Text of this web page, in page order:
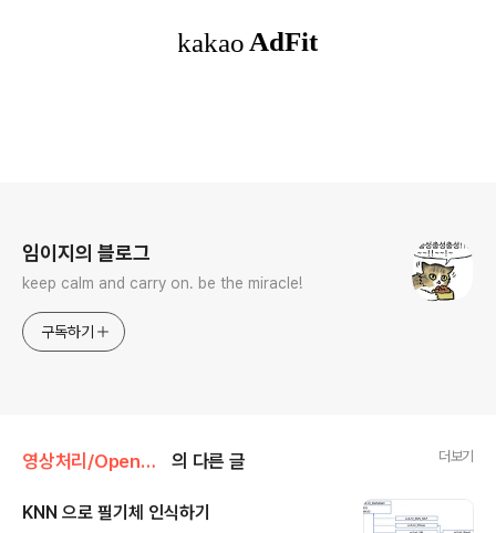
임이지의 블로그
keep calm and carry on. be the miracle!
구독하기
영상처리/OpenCV 실습 의 다른 글 더보기
KNN 으로 필기체 인식하기